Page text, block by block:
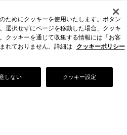
ためにクッキーを使用いたします。ボタン
選択せずにページを移動した場合、クッキ
クッキーを通じて収集する情報には「お客
れておりません。詳細は
クッキーポリシー
クッキー設定
しない